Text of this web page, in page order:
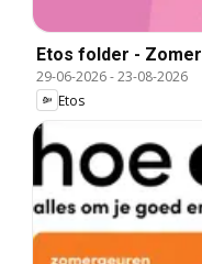
Etos folder - Zomer
29-06-2026-23-08-2026
Etos